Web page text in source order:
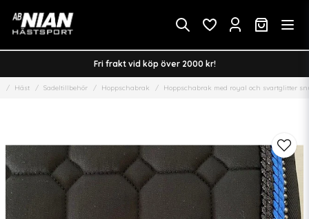
Fri frakt vid köp över 2000 kr!
Häst Sadeltillbehör Hoppschabrak Hoppschabrak med royal och svartglitter